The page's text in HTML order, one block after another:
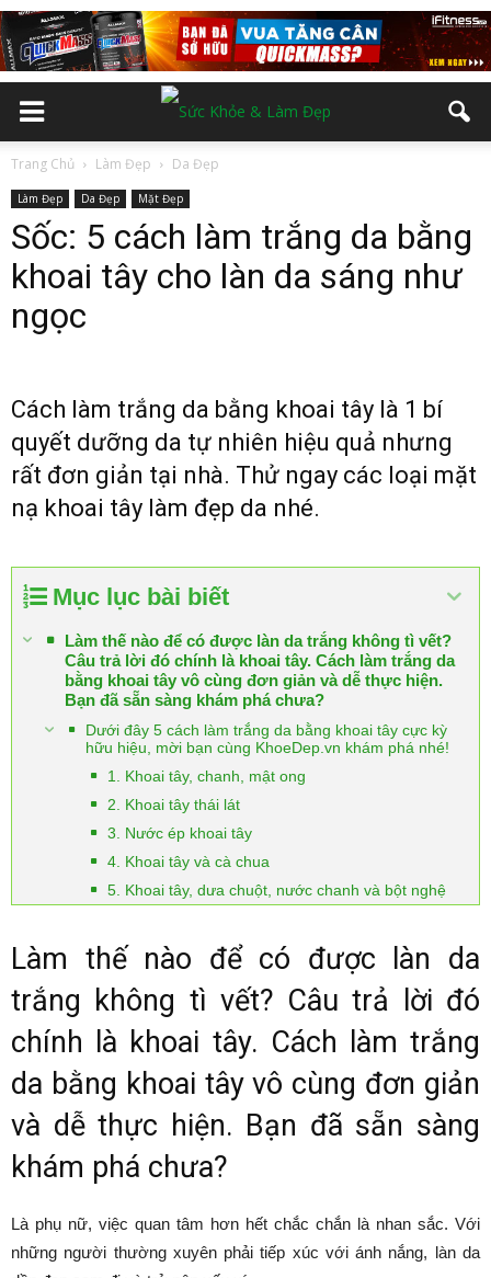
Trang Chủ Làm Đẹp Da Đẹp
Làm Đẹp Da Đẹp Mặt Đẹp
Sốc: 5 cách làm trắng da bằng
khoai tây cho làn da sáng như
ngọc
Cách làm trắng da bằng khoai tây là 1 bí
quyết dưỡng da tự nhiên hiệu quả nhưng
rất đơn giản tại nhà. Thử ngay các loại mặt
nạ khoai tây làm đẹp da nhé.
Mục lục bài biết
Làm thế nào để có được làn da trắng không tì vết?
Câu trả lời đó chính là khoai tây. Cách làm trắng da
bằng khoai tây vô cùng đơn giản và dễ thực hiện.
Bạn đã sẵn sàng khám phá chưa?
Dưới đây 5 cách làm trắng da bằng khoai tây cực kỳ
hữu hiệu, mời bạn cùng KhoeDep.vn khám phá nhé!
1. Khoai tây, chanh, mật ong
2. Khoai tây thái lát
3. Nước ép khoai tây
4. Khoai tây và cà chua
5. Khoai tây, dưa chuột, nước chanh và bột nghệ
Làm thế nào để có được làn da
trắng không tì vết? Câu trả lời đó
chính là khoai tây. Cách làm trắng
da bằng khoai tây vô cùng đơn giản
và dễ thực hiện. Bạn đã sẵn sàng
khám phá chưa?
Là phụ nữ, việc quan tâm hơn hết chắc chắn là nhan sắc. Với
những người thường xuyên phải tiếp xúc với ánh nắng, làn da